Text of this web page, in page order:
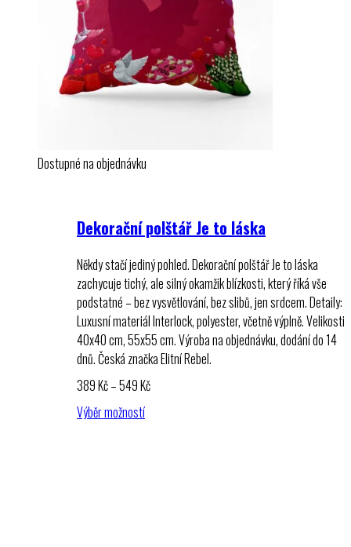
Dostupné na objednávku
Dekorační polštář Je to láska
Někdy stačí jediný pohled. Dekorační polštář Je to láska
zachycuje tichý, ale silný okamžik blízkosti, který říká vše
podstatné – bez vysvětlování, bez slibů, jen srdcem. Detaily:
Luxusní materiál Interlock, polyester, včetně výplně. Velikosti
40x40 cm, 55x55 cm. Výroba na objednávku, dodání do 14
dnů. Česká značka Elitní Rebel.
389Kč–549KčRozpětí
Výběr možností